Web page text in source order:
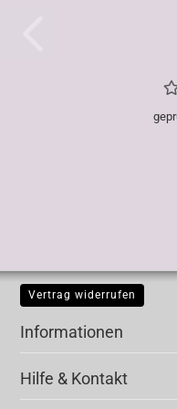
Vertrag widerrufen
Informationen
Hilfe & Kontakt